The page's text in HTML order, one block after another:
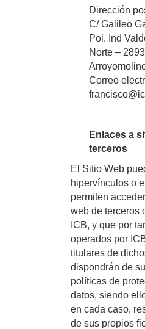
Dirección
C/ Galileo
Pol. Ind
Norte –
Correo
Enlaces a
terceros
El Sitio Web
hipervínculos o
permiten
web de terceros
ICB, y que por
operados por
titulares de
dispondrán de
políticas de
datos, siendo
en cada caso,
de sus propios